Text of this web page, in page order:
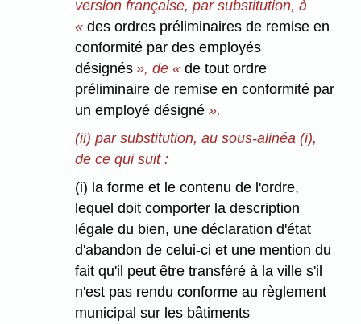
version française, par substitution, à
« des ordres préliminaires de remise en
conformité par des employés
désignés», de « de tout ordre
préliminaire de remise en conformité par
un employé désigné »,
(ii) par substitution, au sous-alinéa (i),
de ce qui suit :
(i) la forme et le contenu de l'ordre,
lequel doit comporter la description
légale du bien, une déclaration d'état
d'abandon de celui-ci et une mention du
fait qu'il peut être transféré à la ville s'il
n'est pas rendu conforme au règlement
municipal sur les bâtiments